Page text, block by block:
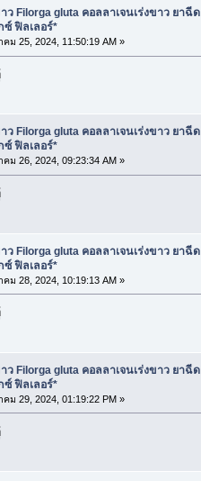
ว Filorga gluta คอลลาเจนเร่งขาว ยาฉีด
ฟิลเลอร์*
ม 25, 2024, 11:50:19 AM »
ว Filorga gluta คอลลาเจนเร่งขาว ยาฉีด
ฟิลเลอร์*
ม 26, 2024, 09:23:34 AM »
Filorga gluta คอลลาเจนเร่งขาว ยาฉีด
ฟิลเลอร์*
ม 28, 2024, 10:19:13 AM »
Filorga gluta คอลลาเจนเร่งขาว ยาฉีด
ฟิลเลอร์*
ม 29, 2024, 01:19:22 PM »